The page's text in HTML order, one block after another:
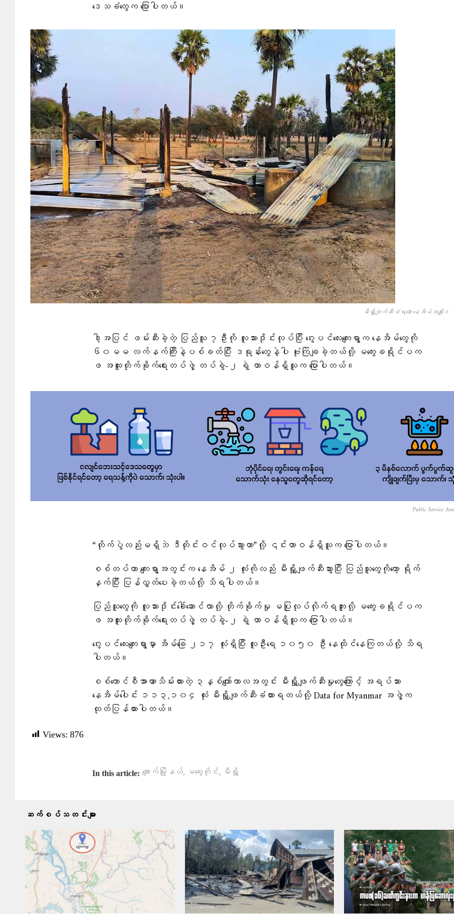
ဒေသခံတွေက ပြောပါတယ်။
မီးရှို့ဖျက်ဆီးခံရသော နေအိမ်အချို့။
ဒါ့အပြင် ဖမ်းဆီးခဲ့တဲ့ ပြည်သူ ၇ဦးကို လူသားဒိုင်းလုပ်ပြီး ဂွေးပင်လေးကျေးရွာက နေအိမ်တွေကို
၆၀မမ လက်နက်ကြီးနဲ့ပစ်ခတ်ပြီး ဒရုန်းတွေနဲ့ပါ ဗုံးကြဲချခဲ့တယ်လို့ မကွေးခရိုင်ပက
ဖ အထူးတိုက်ခိုက်ရေးတပ်ဖွဲ့ တပ်ခွဲ-၂ ရဲ့ တာဝန်ရှိသူက ပြောပါတယ်။
Public Service
“တိုက်ပွဲလည်းမရှိဘဲ ဒီတိုင်းဝင်လုပ်သွားတာ”လို့ ၎င်းတာဝန်ရှိသူက ပြောပါတယ်။
စစ်တပ်ဟာ ကျေးရွာအတွင်းက နေအိမ် ၂ လုံးကိုလည်း မီးရှို့ဖျက်ဆီးသွားပြီး ပြည်သူတွေကိုတော့ ရိုက်
နှက်ပြီး ပြန်လွှတ်ပေးခဲ့တယ်လို့ သိရပါတယ်။
ပြည်သူတွေကို လူသားဒိုင်းခေါ်ဆောင်လာလို့ တိုက်ခိုက်မှု မပြုလုပ်လိုက်ရဘူးလို့ မကွေးခရိုင်ပက
ဖ အထူးတိုက်ခိုက်ရေးတပ်ဖွဲ့ တပ်ခွဲ-၂ ရဲ့ တာဝန်ရှိသူက ပြောပါတယ်။
ဂွေးပင်လေးကျေးရွာမှာ အိမ်ခြေ ၂၁၇ လုံးရှိပြီး လူဦးရေ ၁၀၅၀ ဦး နေထိုင်နေကြတယ်လို့ သိရ
ပါတယ်။
စစ်ကောင်စီအာဏာသိမ်းထားတဲ့ ၃နှစ်ကျော်ကာလအတွင်း မီးရှို့ဖျက်ဆီးမှုတွေကြောင့် အရပ်သား
နေအိမ်ပေါင်း ၁၁၃,၁၀၄ လုံး မီးရှို့ဖျက်ဆီးခံထားရတယ်လို့ Data for Myanmar အဖွဲ့က
ထုတ်ပြန်ထားပါတယ်။
Views: 876
In this article: ချောက်မြို့နယ်, မကွေးတိုင်း, မီးရှို့
ဆက်စပ်သတင်းများ